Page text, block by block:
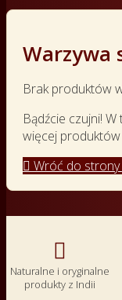
Warzywa
Brak produktów
Bądźcie czujni!
więcej
 Wróć do strony

Naturalne i oryginalne
produkty z Indii